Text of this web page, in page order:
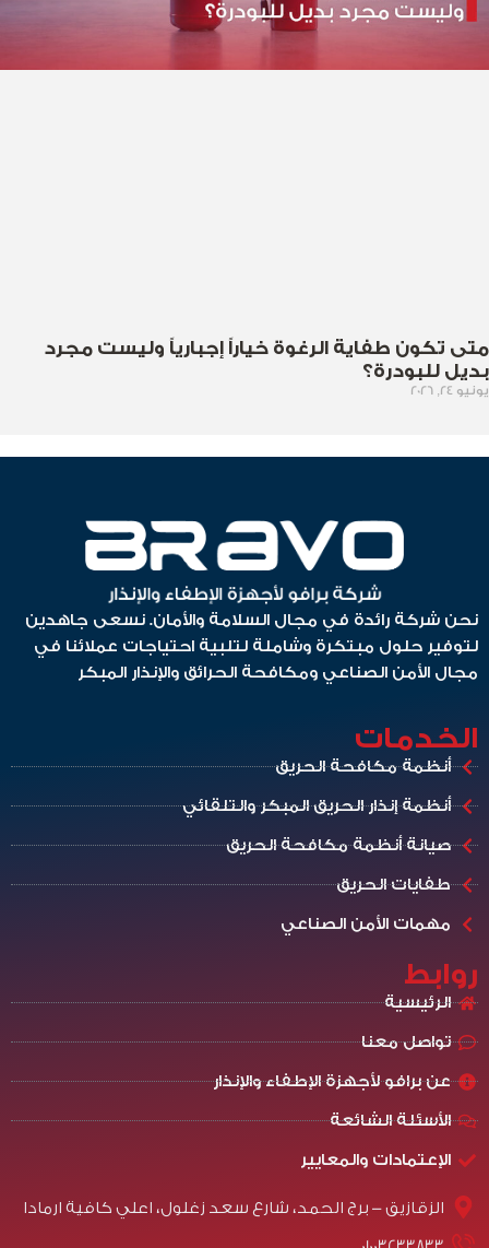
متى تكون طفاية الرغوة خياراً إجبارياً وليست مجرد
بديل للبودرة؟
يونيو 24, 2026
نحن شركة رائدة في مجال السلامة والأمان. نسعى جاهدين
لتوفير حلول مبتكرة وشاملة لتلبية احتياجات عملائنا في
مجال الأمن الصناعي ومكافحة الحرائق والإنذار المبكر
الخدمات
أنظمة مكافحة الحريق
أنظمة إنذار الحريق المبكر والتلقائي
صيانة أنظمة مكافحة الحريق
طفايات الحريق
مهمات الأمن الصناعي
روابط
الرئيسية
تواصل معنا
عن برافو لأجهزة الإطفاء والإنذار
الأسئلة الشائعة
الإعتمادات والمعايير
الزقازيق - برج الحمد، شارع سعد زغلول، اعلي كافية ارمادا